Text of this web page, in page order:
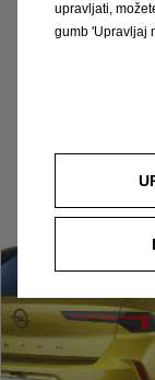
upravljati,
gumb 'Upravljaj